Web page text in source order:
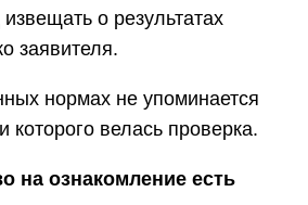
о результатах
заявителя.
нормах не упоминается
которого велась проверка.
на ознакомление есть